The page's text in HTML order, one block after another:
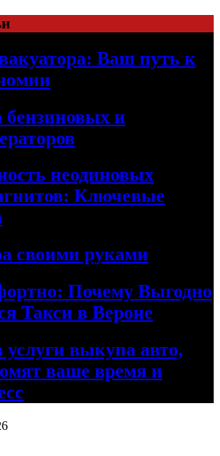
Ваш путь к
и
неодиновых
Ключевые
своими руками
Почему Выгодно
Такси в Вероне
выкупа авто,
ваше время и